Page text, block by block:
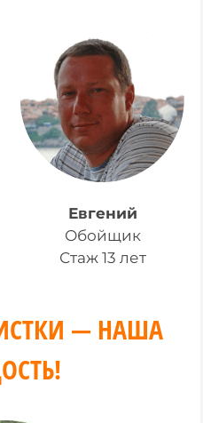
Евгений
Обойщик
Стаж 13 лет
— НАША